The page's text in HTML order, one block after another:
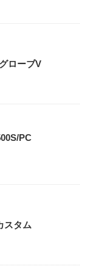
ローブV
PC
スタム